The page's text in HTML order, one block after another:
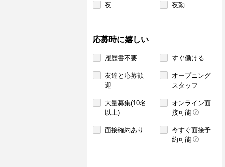
夜 夜勤
応募時に嬉しい
履歴書不要 すぐ働ける
友達と応募歓
迎
オープニング
スタッフ
大量募集(10名
以上)
オンライン面
接可能
面接確約あり
今すぐ面接予
約可能